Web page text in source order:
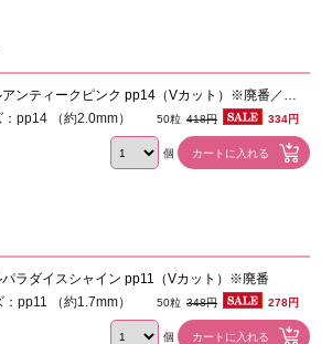
ンティークピンク pp14（Vカット）※廃番／レ
pp14 （約2.0mm） 50粒 418円 334円
個
ラダイスシャイン pp11（Vカット）※廃番
：pp11 （約1.7mm） 50粒 348円 278円
個